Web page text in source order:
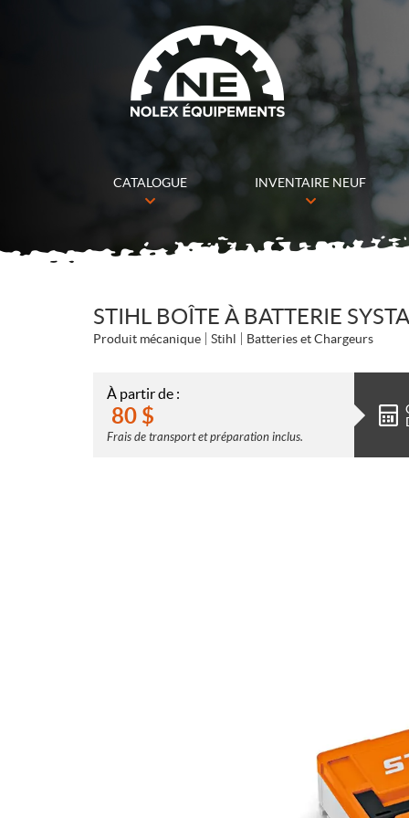
CATALOGUE INVENTAIRE NEUF
STIHL BOÎTE À BATTERIE
Produit mécanique Stihl Batteries et Chargeurs
À partir de :
80 $
Frais de transport et préparation inclus.